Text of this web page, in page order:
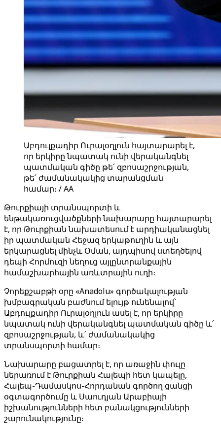
Աբդուլքադիր Ուրալօղլուն հայտարարել է,
որ երկիրը նպատակ ունի վերականգնել
պատմական գիծը թե՛ զբոսաշրջության,
թե՛ ժամանակակից տարանցման
համար։ / AA
Թուրքիայի տրանսպորտի և
ենթակառուցվածքների նախարարը հայտարարել
է, որ Թուրքիան նախատեսում է արդիականացնել
իր պատմական Հեջազ երկաթուղին և այն
երկարացնել մինչև Օման, այդպիսով ստեղծելով
դեպի Հորմուզի նեղուց այլընտրանքային
համաշխարհային առևտրային ուղի։
Չորեքշաբթի օրը «Anadolu» գործակալության
խմբագրական բաժնում ելույթ ունենալով՝
Աբդուլքադիր Ուրալօղլուն ասել է, որ երկիրը
նպատակ ունի վերականգնել պատմական գիծը և՛
զբոսաշրջության, և՛ ժամանակակից
տրանսպորտի համար։
Նախարարը բացատրել է, որ առաջին փուլը
ներառում է Թուրքիան Հալեպի հետ կապելը,
Հալեպ-Դամասկոս-Հորդանան գործող ցանցի
օգտագործումը և Սաուդյան Արաբիայի
իշխանությունների հետ բանակցությունների
շարունակությունը։